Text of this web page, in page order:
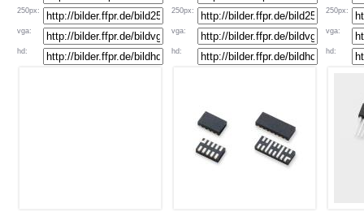
250px:
vga:
hd:
250px:
vga:
hd:
250px:
vga:
hd: